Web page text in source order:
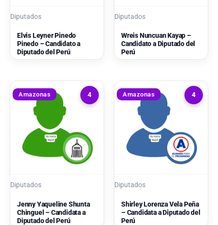
Diputados
Elvis Leyner Pinedo
Pinedo – Candidato a
Diputado del Perú
Diputados
Wreis Nuncuan Kayap –
Candidato a Diputado del
Perú
4
Amazonas
Diputados
Jenny Yaqueline Shunta
Chinguel – Candidata a
Diputado del Perú
4
Amazonas
Diputados
Shirley Lorenza Vela Peña
– Candidata a Diputado del
Perú